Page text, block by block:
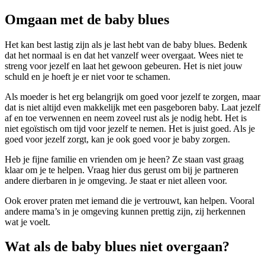
Omgaan met de baby blues
Het kan best lastig zijn als je last hebt van de baby blues. Bedenk
dat het normaal is en dat het vanzelf weer overgaat. Wees niet te
streng voor jezelf en laat het gewoon gebeuren. Het is niet jouw
schuld en je hoeft je er niet voor te schamen.
Als moeder is het erg belangrijk om goed voor jezelf te zorgen, maar
dat is niet altijd even makkelijk met een pasgeboren baby. Laat jezelf
af en toe verwennen en neem zoveel rust als je nodig hebt. Het is
niet egoïstisch om tijd voor jezelf te nemen. Het is juist goed. Als je
goed voor jezelf zorgt, kan je ook goed voor je baby zorgen.
Heb je fijne familie en vrienden om je heen? Ze staan vast graag
klaar om je te helpen. Vraag hier dus gerust om bij je partneren
andere dierbaren in je omgeving. Je staat er niet alleen voor.
Ook erover praten met iemand die je vertrouwt, kan helpen. Vooral
andere mama’s in je omgeving kunnen prettig zijn, zij herkennen
wat je voelt.
Wat als de baby blues niet overgaan?